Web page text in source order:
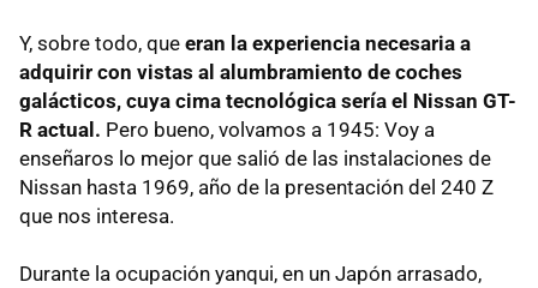
Y, sobre todo, que eran la experiencia necesaria a
adquirir con vistas al alumbramiento de coches
galácticos, cuya cima tecnológica sería el Nissan GT-
R actual. Pero bueno, volvamos a 1945: Voy a
enseñaros lo mejor que salió de las instalaciones de
Nissan hasta 1969, año de la presentación del 240 Z
que nos interesa.
Durante la ocupación yanqui, en un Japón arrasado,